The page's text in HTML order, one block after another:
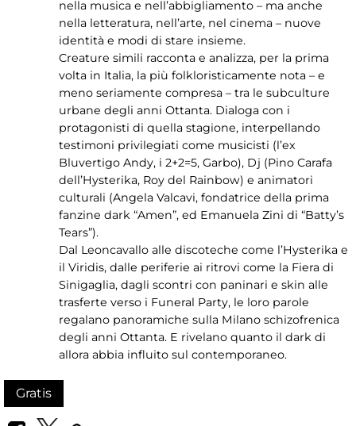
nella musica e nell’abbigliamento – ma anche
nella letteratura, nell’arte, nel cinema – nuove
identità e modi di stare insieme.
Creature simili racconta e analizza, per la prima
volta in Italia, la più folkloristicamente nota – e
meno seriamente compresa – tra le subculture
urbane degli anni Ottanta. Dialoga con i
protagonisti di quella stagione, interpellando
testimoni privilegiati come musicisti (l’ex
Bluvertigo Andy, i 2+2=5, Garbo), Dj (Pino Carafa
dell’Hysterika, Roy del Rainbow) e animatori
culturali (Angela Valcavi, fondatrice della prima
fanzine dark “Amen”, ed Emanuela Zini di “Batty’s
Tears”).
Dal Leoncavallo alle discoteche come l’Hysterika e
il Viridis, dalle periferie ai ritrovi come la Fiera di
Sinigaglia, dagli scontri con paninari e skin alle
trasferte verso i Funeral Party, le loro parole
regalano panoramiche sulla Milano schizofrenica
degli anni Ottanta. E rivelano quanto il dark di
allora abbia influito sul contemporaneo.
Gratis